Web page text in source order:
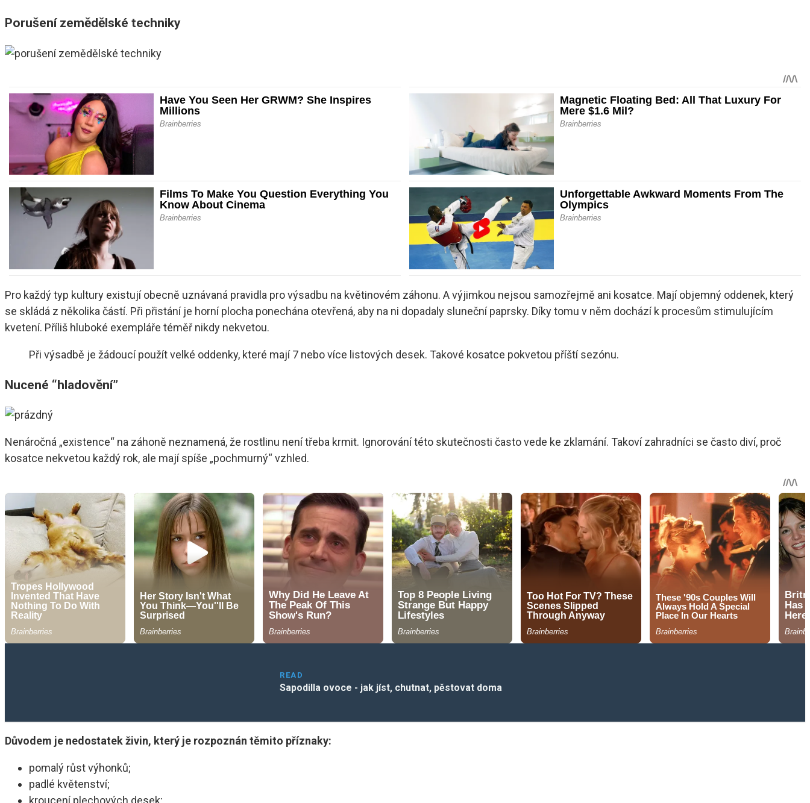
Porušení zemědělské techniky
Pro každý typ kultury existují obecně uznávaná pravidla pro výsadbu na květinovém záhonu. A výjimkou nejsou samozřejmě ani kosatce. Mají objemný oddenek, který
se skládá z několika částí. Při přistání je horní plocha ponechána otevřená, aby na ni dopadaly sluneční paprsky. Díky tomu v něm dochází k procesům stimulujícím
kvetení. Příliš hluboké exempláře téměř nikdy nekvetou.
Při výsadbě je žádoucí použít velké oddenky, které mají 7 nebo více listových desek. Takové kosatce pokvetou příští sezónu.
Nucené “hladovění”
Nenáročná „existence“ na záhoně neznamená, že rostlinu není třeba krmit. Ignorování této skutečnosti často vede ke zklamání. Takoví zahradníci se často diví, proč
kosatce nekvetou každý rok, ale mají spíše „pochmurný“ vzhled.
READ
Sapodilla ovoce - jak jíst, chutnat, pěstovat doma
Důvodem je nedostatek živin, který je rozpoznán těmito příznaky:
pomalý růst výhonků;
padlé květenství;
kroucení plechových desek;